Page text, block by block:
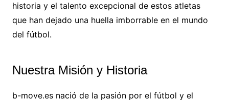
historia y el talento excepcional de estos atletas
que han dejado una huella imborrable en el mundo
del fútbol.
Nuestra Misión y Historia
b-move.es nació de la pasión por el fútbol y el